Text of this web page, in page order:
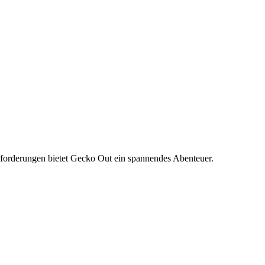
bietet Gecko Out ein spannendes Abenteuer.